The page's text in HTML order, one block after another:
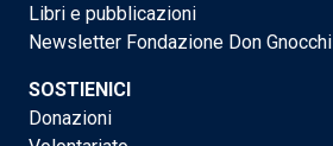
Libri e pubblicazioni
Newsletter Fondazione Don Gnocchi
SOSTIENICI
Donazioni